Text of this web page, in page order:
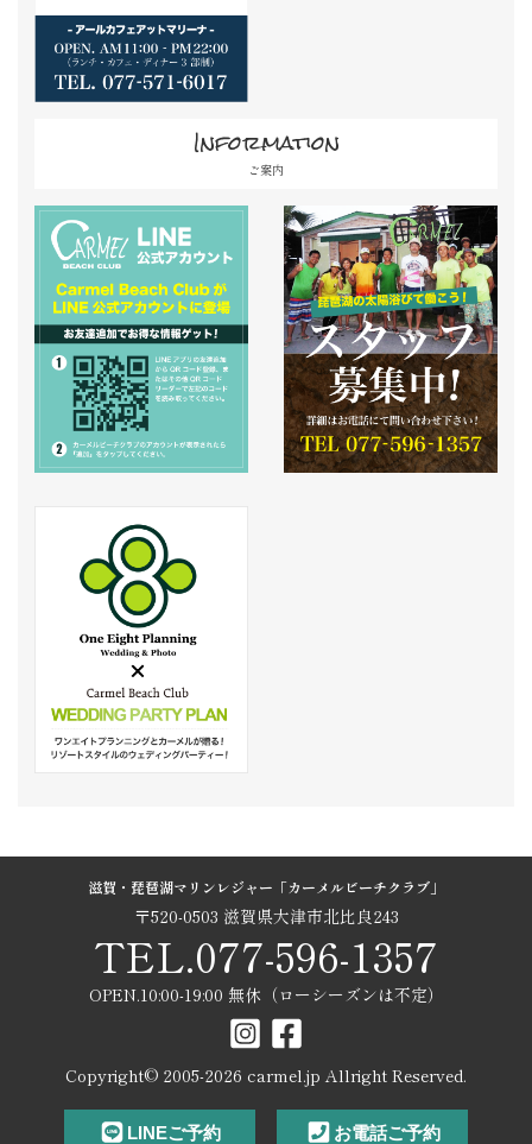
Information
ご案内
滋賀・琵琶湖マリンレジャー「カーメルビーチクラブ」
〒520-0503 滋賀県大津市北比良243
TEL.077-596-1357
OPEN.10:00-19:00 無休（ローシーズンは不定）
Copyright© 2005-2026 carmel.jp Allright Reserved.
LINEご予約 お電話ご予約